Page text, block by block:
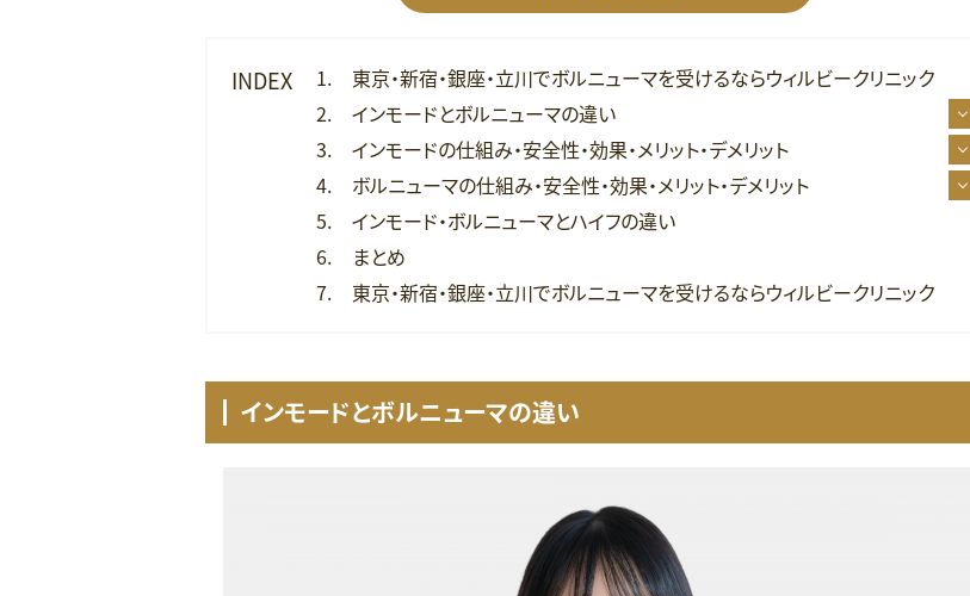
INDEX
東京・新宿・銀座・立川でボルニューマを受けるならウィルビークリニック
インモードとボルニューマの違い
インモードの仕組み・安全性・効果・メリット・デメリット
ボルニューマの仕組み・安全性・効果・メリット・デメリット
インモード・ボルニューマとハイフの違い
まとめ
東京・新宿・銀座・立川でボルニューマを受けるならウィルビークリニック
インモードとボルニューマの違い